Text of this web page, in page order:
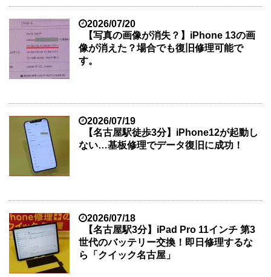
2026/07/20
【写真の画像が消失？】iPhone 13の画
像が消えた？場合でも復旧修理可能で
す。
2026/07/19
【名古屋駅徒歩3分】iPhone12が起動し
ない…基板修理でデータ復旧に成功！
2026/07/18
【名古屋駅3分】iPad Pro 11インチ 第3
世代のバッテリー交換！即日修理するな
ら「クイック名古屋」